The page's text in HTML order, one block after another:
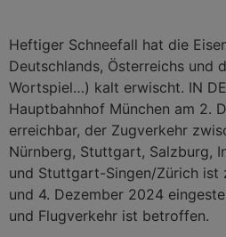
Heftiger Schneefall hat die
Deutschlands, Österreichs und
Wortspiel…) kalt erwischt. IN
Hauptbahnhof München am 2.
erreichbar, der Zugverkehr
Nürnberg, Stuttgart, Salzburg,
und Stuttgart-Singen/Zürich ist
und 4. Dezember 2024
und Flugverkehr ist betroffen.